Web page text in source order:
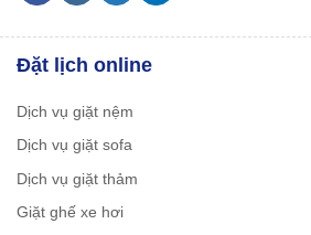
Đặt lịch online
Dịch vụ giặt nệm
Dịch vụ giặt sofa
Dịch vụ giặt thảm
Giặt ghế xe hơi